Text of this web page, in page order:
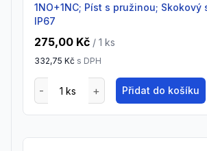
1NO+1NC; Píst s pružinou; Skokový
IP67
275,00 Kč / 1 ks
332,75 Kč s DPH
Přidat do košíku